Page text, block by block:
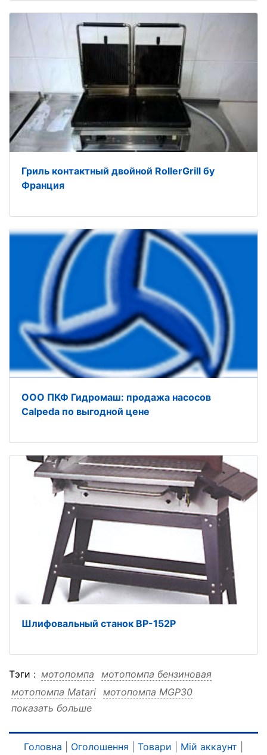
Гриль контактный двойной RollerGrill бу
Франция
ООО ПКФ Гидромаш: продажа насосов
Calpeda по выгодной цене
Шлифовальный станок BP-152P
Тэги : мотопомпа
мотопомпа бензиновая
мотопомпа Matari мотопомпа MGP30
мотопомпа MGP30 бензиновая
бензиновая мотопомпа
бензиновая Matari
показать больше
Головна Оголошення Товари Мій аккаунт